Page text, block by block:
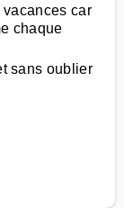
car
chaque
sans oublier